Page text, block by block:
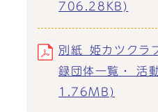
706.28KB)
別紙_姫カツクラ
録団体一覧・ 活
1.76MB)